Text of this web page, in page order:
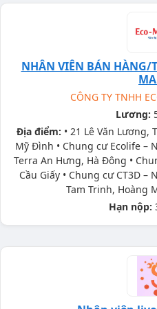
NHÂN VIÊN BÁN HÀNG/
CÔNG TY TNHH
Lương:
Địa điểm: • 21 Lê Văn Lương,
Mỹ Đình • Chung cư Ecolife –
Terra An Hưng, Hà Đông •
Cầu Giấy • Chung cư CT3D –
Tam Trinh, Hoàng
Hạn nộp: